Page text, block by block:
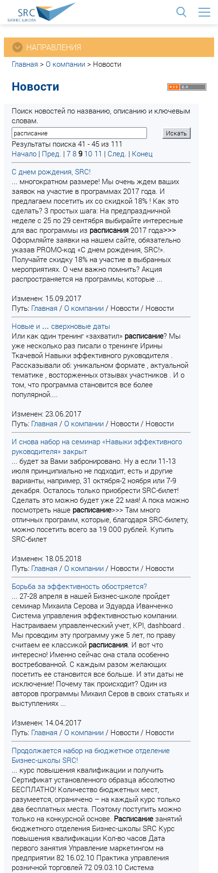
НАПРАВЛЕНИЯ
Главная > О компании > Новости
Новости
Поиск новостей по названию, описанию и ключевым
словам.
Результаты поиска 41 - 45 из 111
Начало | Пред. | 7 8 9 10 11 | След. | Конец
С днем рождения, SRC!
... многократном размере! Мы очень ждем ваших
заявок на участие в программах 2017 года. И
предлагаем посетить их со скидкой 18% ! Как это
сделать? 3 простых шага: На предпраздничной
неделе с 25 по 29 сентября выбирайте интересные
для вас программы из расписания 2017 года˃˃˃
Оформляйте заявки на нашем сайте, обязательно
указав PROMO-код «С днем рождения, SRC!».
Получайте скидку 18% на участие в выбранных
мероприятиях. О чем важно помнить? Акция
распространяется на программы, которые ...
Изменен: 15.09.2017
Путь: Главная / О компании / Новости / Новости
Новые и … сверхновые даты
Или как один тренинг «захватил» расписание? Мы
уже несколько раз писали о тренинге Ирины
Ткачевой Навыки эффективного руководителя .
Рассказывали об: уникальном формате , актуальной
тематике , восторженных отзывах участников . И о
том, что программа становится все более
популярной....
Изменен: 23.06.2017
Путь: Главная / О компании / Новости / Новости
И снова набор на семинар «Навыки эффективного
руководителя» закрыт
... будет за Вами забронировано. Ну а если 11-13
июля принципиально не подходит, есть и другие
варианты, например, 31 октября-2 ноября или 7-9
декабря. Осталось только приобрести SRC-билет!
Сделать это можно будет уже 22 мая! А пока можно
посмотреть наше расписание>>> Там много
отличных программ, которые, благодаря SRC-билету,
можно посетить всего за 19 000 рублей. Купить
SRC-билет
Изменен: 18.05.2018
Путь: Главная / О компании / Новости / Новости
Борьба за эффективность обостряется?
... 27-28 апреля в нашей Бизнес-школе пройдет
семинар Михаила Серова и Эдуарда Иванченко
Система управления эффективностью компании.
Настраиваем управленческий учет, KPI, dashboard .
Мы проводим эту программу уже 5 лет, по праву
считаем ее классикой расписания. И вот что
интересно! Именно сейчас она стала особенно
востребованной. С каждым разом желающих
посетить ее становится все больше. И эти даты не
исключение! Почему так происходит? Один из
авторов программы Михаил Серов в своих статьях и
выступлениях ...
Изменен: 14.04.2017
Путь: Главная / О компании / Новости / Новости
Продолжается набор на бюджетное отделение
Бизнес-школы SRC!
... курс повышения квалификации и получить
Сертификат установленного образца абсолютно
БЕСПЛАТНО! Количество бюджетных мест,
разумеется, ограничено – на каждый курс только
два бесплатных места. Поэтому поступить можно
только на конкурсной основе. Расписание занятий
бюджетного отделения Бизнес-школы SRC Курс
повышения квалификации Кол-во часов Дата
первого занятия Управление маркетингом на
предприятии 82 16.02.10 Практика управления
розничной торговлей 72 09.03.10 Система